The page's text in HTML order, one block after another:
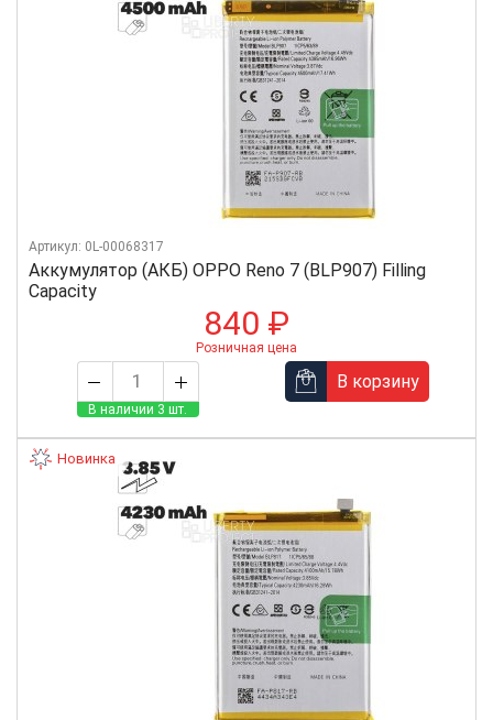
Аккумулятор (АКБ) OPPO Reno 7 (BLP907) Filling
Capacity
Артикул: 0L-00068317
840 ₽
Розничная цена
В наличии 3 шт.
В корзину
Новинка